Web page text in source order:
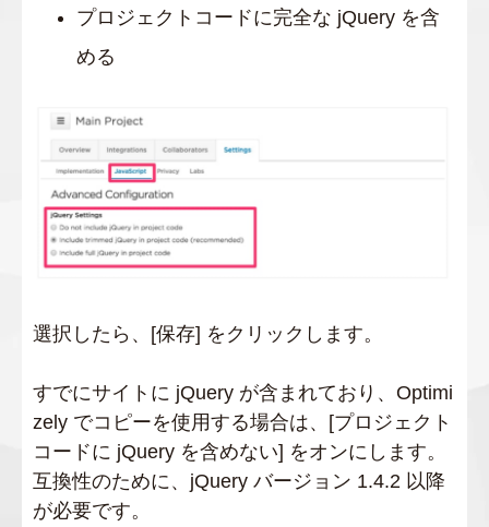
プロジェクトコードに完全な jQuery を含
める
選択したら、[保存] をクリックします。
すでにサイトに jQuery が含まれており、Optimi
zely でコピーを使用する場合は、[プロジェクト
コードに jQuery を含めない] をオンにします。
互換性のために、jQuery バージョン 1.4.2 以降
が必要です。